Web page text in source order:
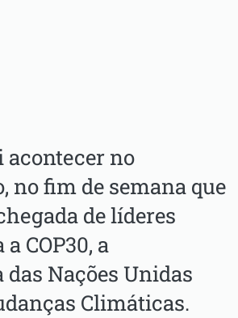
acontecer no
no fim de semana que
de líderes
COP30, a
Nações Unidas
Climáticas.